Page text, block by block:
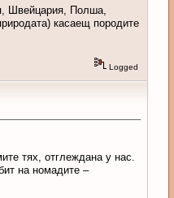
Швейцария, Полша,
касаещ породите
Logged
тях, отглеждана у нас.
на номадите –